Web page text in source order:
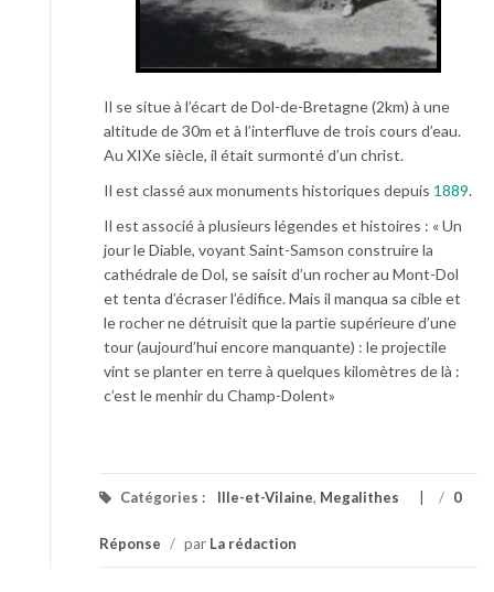
Il se situe à l’écart de Dol-de-Bretagne (2km) à une
altitude de 30m et à l’interfluve de trois cours d’eau.
Au XIXe siècle, il était surmonté d’un christ.
Il est classé aux monuments historiques depuis 1889.
Il est associé à plusieurs légendes et histoires : « Un
jour le Diable, voyant Saint-Samson construire la
cathédrale de Dol, se saisit d’un rocher au Mont-Dol
et tenta d’écraser l’édifice. Mais il manqua sa cible et
le rocher ne détruisit que la partie supérieure d’une
tour (aujourd’hui encore manquante) : le projectile
vint se planter en terre à quelques kilomètres de là :
c’est le menhir du Champ-Dolent»
Catégories : Ille-et-Vilaine, Megalithes / 0
Réponse / par La rédaction